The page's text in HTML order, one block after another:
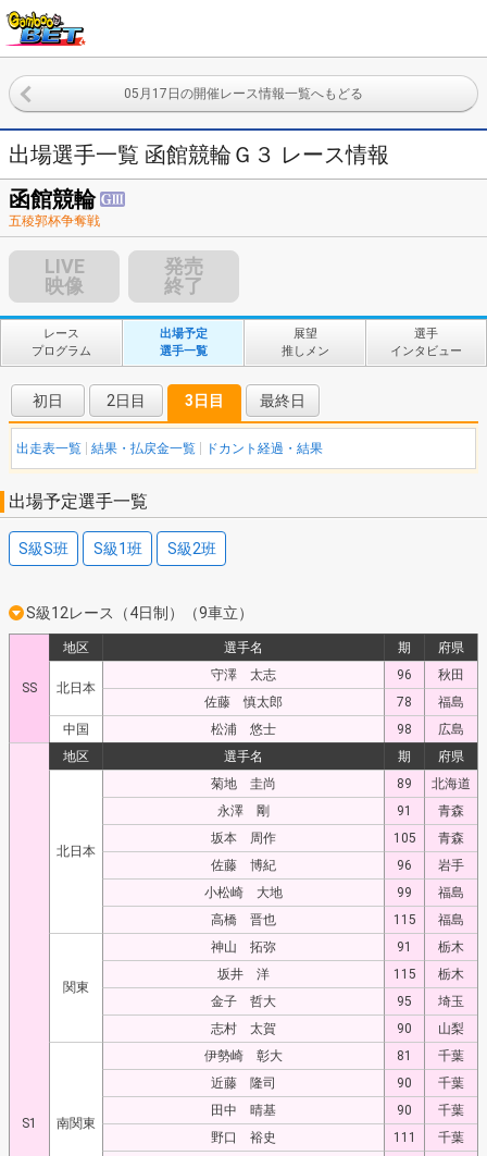
05月17日の開催レース情報一覧へもどる
出場選手一覧 函館競輪Ｇ３ レース情報
函館競輪
五稜郭杯争奪戦
LIVE
映像
発売
終了
レース
プログラム
出場予定
選手一覧
展望
推しメン
選手
インタビュー
初日 2日目 3日目
出走表一覧 結果・払戻金一覧 ドカント経過・結果
最終日
出場予定選手一覧
S級S班 S級1班 S級2班
S級12レース（4日制）（9車立）
SS
地区 選手名 期 府県
北日本
守澤 太志 96
秋田
佐藤 慎太郎
78
福島
中国
松浦 悠士 98 広島
S1
地区 選手名 期 府県
北日本
菊地 圭尚 89
北海道
永澤 剛
91
青森
坂本 周作
105
青森
佐藤 博紀
96
岩手
小松崎 大地
99
福島
高橋 晋也
115 福島
関東
神山 拓弥 91
栃木
坂井 洋
115
栃木
金子 哲大
95
埼玉
志村 太賀
90 山梨
南関東
伊勢崎 彰大 81
千葉
近藤 隆司
90
千葉
田中 晴基
90
千葉
野口 裕史
111
千葉